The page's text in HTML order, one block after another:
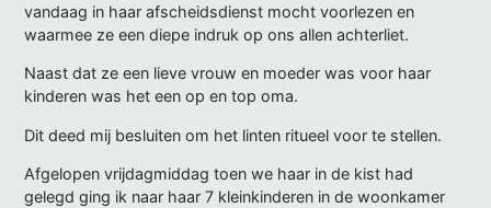
vandaag in haar afscheidsdienst mocht voorlezen en
waarmee ze een diepe indruk op ons allen achterliet.
Naast dat ze een lieve vrouw en moeder was voor haar
kinderen was het een op en top oma.
Dit deed mij besluiten om het linten ritueel voor te stellen.
Afgelopen vrijdagmiddag toen we haar in de kist had
gelegd ging ik naar haar 7 kleinkinderen in de woonkamer